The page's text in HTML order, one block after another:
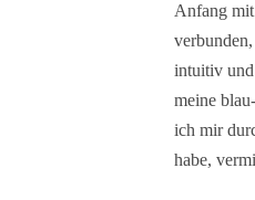
Anfang
intuitiv
meine
ich mir
habe,